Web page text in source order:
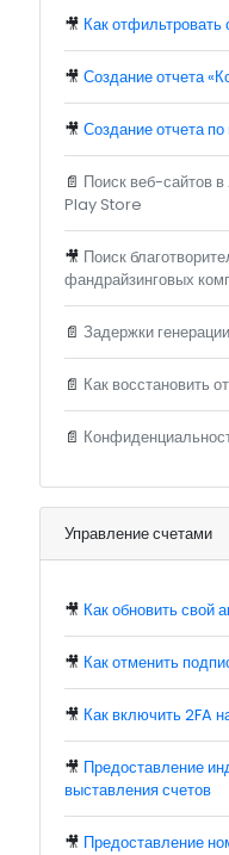
🎥 Как отфильтровать
🎥 Создание отчета
🎥 Создание отчета
📄 Поиск веб-
Play Store
🎥 Поиск
фандрайзинговых
📄 Задержки
📄 Как восстановить
📄
Управление счетами
🎥 Как обновить свой
🎥 Как отменить
🎥 Как включить 2FA
🎥 Предоставление
выставления счетов
🎥 Предоставление